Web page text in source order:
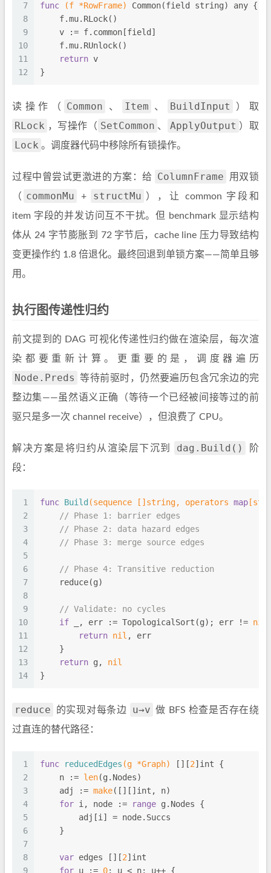
7
8
9
10
11
12
func (f *RowFrame) Common(field string) any {
    f.mu.RLock()
    v := f.common[field]
    f.mu.RUnlock()
return v
}
读操作（ Common 、 Item 、 BuildInput ）取
RLock ，写操作（ SetCommon 、 ApplyOutput ）取
Lock 。调度器代码中移除所有锁操作。
过程中曾尝试更激进的方案：给 ColumnFrame
用双锁
（
commonMu + structMu
），让 common 字段和
item 字段的并发访问互不干扰。但 benchmark 显示结构
体从 24 字节膨胀到 72 字节后，cache line 压力导致结构
变更操作约 1.8 倍退化。最终回退到单锁方案——简单且够
用。
执行图传递性归约
前文提到的 DAG 可视化传递性归约做在渲染层，每次渲
染都要重新计算。更重要的是，调度器遍历
Node.Preds
等待前驱时，仍然要遍历包含冗余边的完
整边集——虽然语义正确（等待一个已经被间接等过的前
驱只是多一次 channel receive），但浪费了 CPU。
解决方案是将归约从渲染层下沉到 dag.Build()
阶
段：
1
2
3
4
5
6
7
8
9
10
11
12
13
14
func Build (sequence [] string, operators map [
// Phase 1: barrier edges
// Phase 2: data hazard edges
// Phase 3: merge source edges
// Phase 4: Transitive reduction
    reduce(g)
// Validate: no cycles
if _, err := TopologicalSort(g); err != nil
return nil , err
    }
return g, nil
}
reduce 的实现对每条边 u→v 做 BFS 检查是否存在绕
过直连的替代路径：
1
2
3
4
5
6
7
8
9
func reducedEdges (g *Graph) [][2] int {
    n :=
len(g.Nodes)
    adj :=
make([][] int , n)
for i, node := range g.Nodes {
        adj[i] = node.Succs
    }
var edges [][2] int
for u := 0; u < n; u++ {